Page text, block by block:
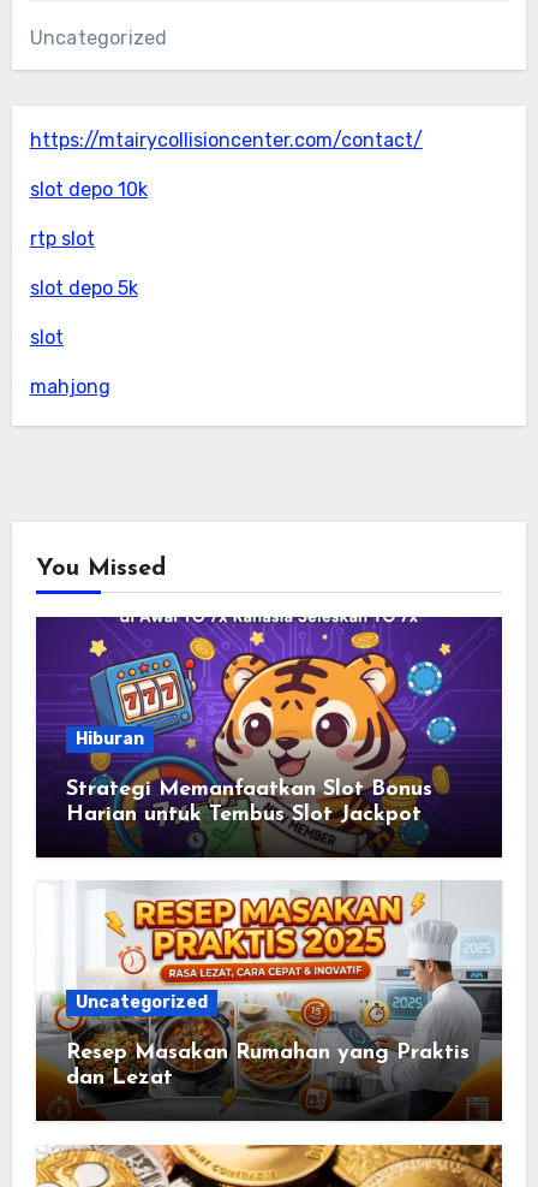
Uncategorized
https://mtairycollisioncenter.com/contact/
slot depo 10k
rtp slot
slot depo 5k
slot
mahjong
You Missed
Hiburan
Strategi Memanfaatkan Slot Bonus
Harian untuk Tembus Slot Jackpot
Uncategorized
Resep Masakan Rumahan yang Praktis
dan Lezat